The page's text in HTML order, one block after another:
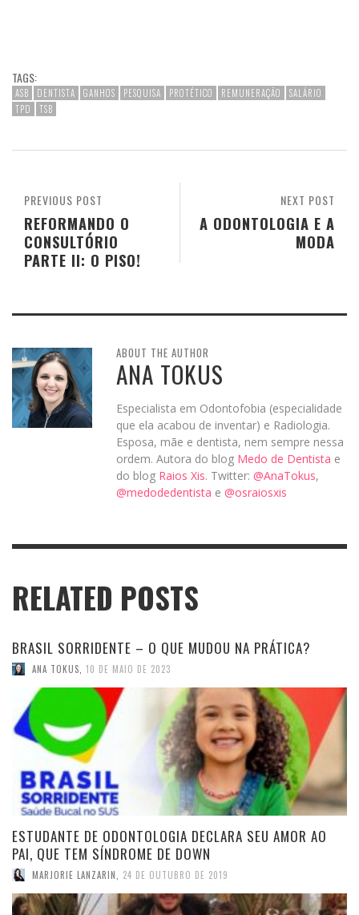
TAGS:
ASB DENTISTA GANHOS PESQUISA PROTÉTICO REMUNERAÇÃO
SALÁRIO
TPD
TSB
NEXT POST
A ODONTOLOGIA E A
MODA
PREVIOUS POST
REFORMANDO O
CONSULTÓRIO
PARTE II: O PISO!
ABOUT THE AUTHOR
ANA TOKUS
Especialista em Odontofobia (especialidade
que ela acabou de inventar) e Radiologia.
Esposa, mãe e dentista, nem sempre nessa
ordem. Autora do blog Medo de Dentista e
do blog Raios Xis. Twitter: @AnaTokus,
@medodedentista e @osraiosxis
RELATED POSTS
BRASIL SORRIDENTE – O QUE MUDOU NA PRÁTICA?
ANA TOKUS, 10 DE MAIO DE 2023
ESTUDANTE DE ODONTOLOGIA DECLARA SEU AMOR AO
PAI, QUE TEM SÍNDROME DE DOWN
MARJORIE LANZARIN 24 DE OUTUBRO DE 2019